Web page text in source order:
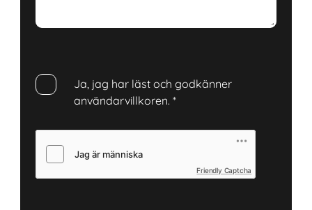
Ja, jag har läst och godkänner
användarvillkoren.*
Friendly Captcha